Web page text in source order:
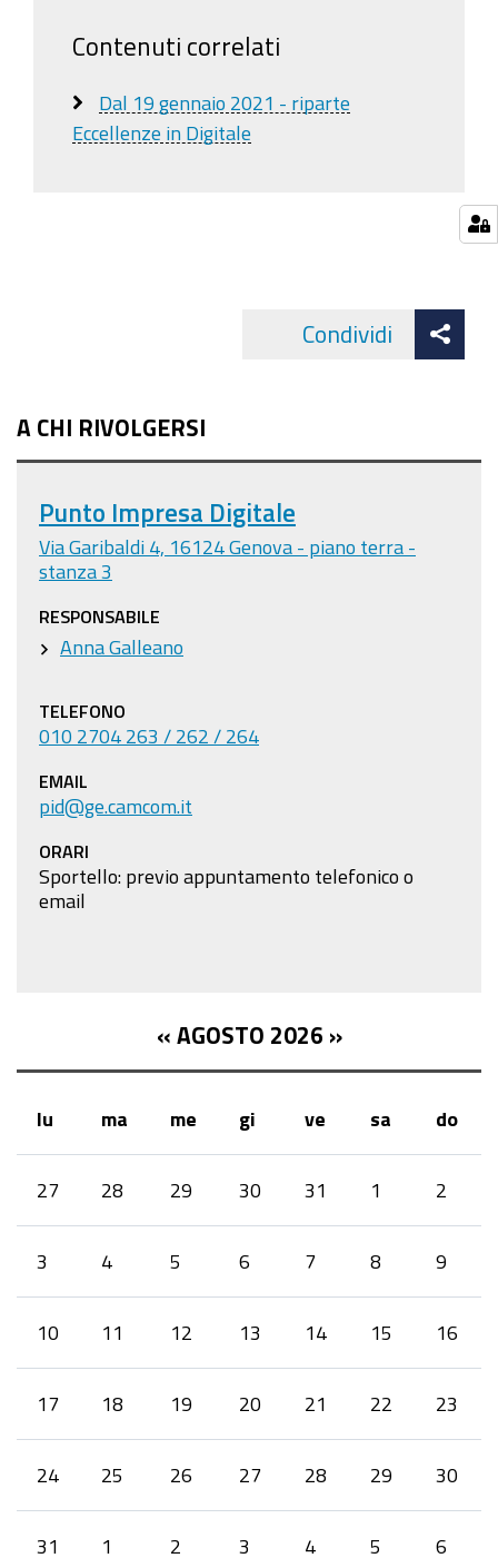
Contenuti correlati
Dal 19 gennaio 2021 - riparte
Eccellenze in Digitale
Condividi
A CHI RIVOLGERSI
Punto Impresa Digitale
Via Garibaldi 4, 16124 Genova - piano terra -
stanza 3
RESPONSABILE
Anna Galleano
TELEFONO
010 2704 263 / 262 / 264
EMAIL
pid@ge.camcom.it
ORARI
Sportello: previo appuntamento telefonico o
email
« AGOSTO 2026 »
lu ma me gi ve sa do
27 28 29 30 31 1 2
3 4 5 6 7 8 9
10 11 12 13 14 15 16
17 18 19 20 21 22 23
24 25 26 27 28 29 30
31 1 2 3 4 5 6